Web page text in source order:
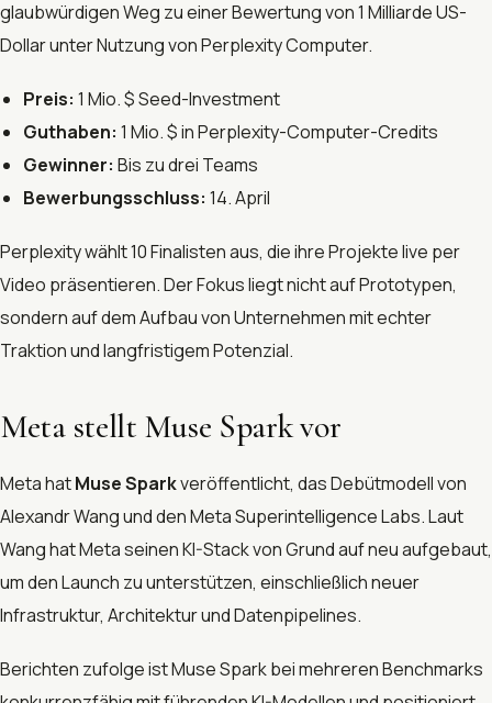
glaubwürdigen Weg zu einer Bewertung von 1 Milliarde US-
Dollar unter Nutzung von Perplexity Computer.
Preis: 1 Mio. $ Seed-Investment
Guthaben: 1 Mio. $ in Perplexity-Computer-Credits
Gewinner: Bis zu drei Teams
Bewerbungsschluss: 14. April
Perplexity wählt 10 Finalisten aus, die ihre Projekte live per
Video präsentieren. Der Fokus liegt nicht auf Prototypen,
sondern auf dem Aufbau von Unternehmen mit echter
Traktion und langfristigem Potenzial.
Meta stellt Muse Spark vor
Meta hatMuse Sparkveröffentlicht, das Debütmodell von
Alexandr Wang und den Meta Superintelligence Labs. Laut
Wang hat Meta seinen KI-Stack von Grund auf neu aufgebaut,
um den Launch zu unterstützen, einschließlich neuer
Infrastruktur, Architektur und Datenpipelines.
Berichten zufolge ist Muse Spark bei mehreren Benchmarks